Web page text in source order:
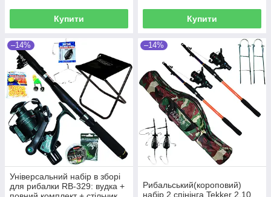
Купити Купити
–14%
Універсальний набір в зборі
для рибалки RB-329: вудка +
–14%
Рибальський(короповий)
набір 2 спінінга Tekker 2.10